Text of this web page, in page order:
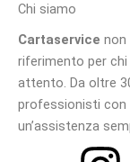
Chi siamo
Cartaservice non
riferimento per
attento. Da oltre
professionisti con
un’assistenza